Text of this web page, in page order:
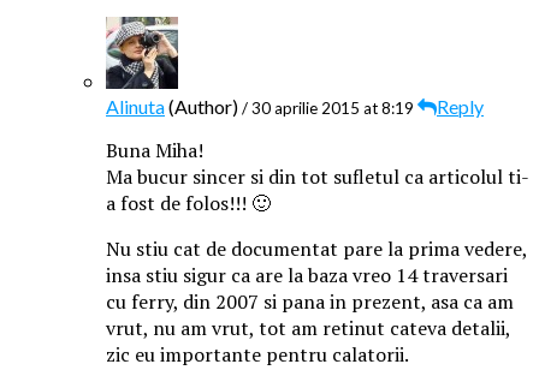
Alinuta(Author)/ 30 aprilie 2015 at 8:19 Reply
Buna Miha!
Ma bucur sincer si din tot sufletul ca articolul ti-
a fost de folos!!! 🙂
Nu stiu cat de documentat pare la prima vedere,
insa stiu sigur ca are la baza vreo 14 traversari
cu ferry, din 2007 si pana in prezent, asa ca am
vrut, nu am vrut, tot am retinut cateva detalii,
zic eu importante pentru calatorii.